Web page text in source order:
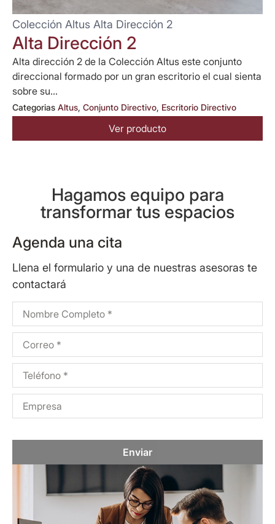
Colección Altus Alta Dirección 2
Alta Dirección 2
Alta dirección 2 de la Colección Altus este conjunto
direccional formado por un gran escritorio el cual sienta
sobre su...
Categorias Altus, Conjunto Directivo, Escritorio Directivo
Ver producto
Hagamos equipo para
transformar tus espacios
Agenda una cita
Llena el formulario y una de nuestras asesoras te
contactará
Enviar